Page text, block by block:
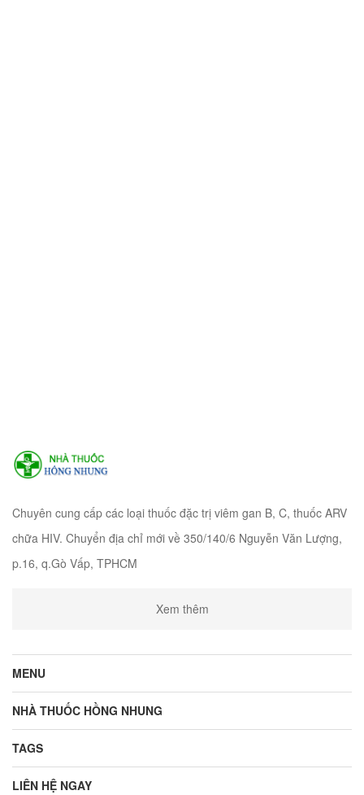
Chuyên cung cấp các loại thuốc đặc trị viêm gan B, C, thuốc ARV
chữa HIV. Chuyển địa chỉ mới về 350/140/6 Nguyễn Văn Lượng,
p.16, q.Gò Vấp, TPHCM
Xem thêm
MENU
NHÀ THUỐC HỒNG NHUNG
TAGS
LIÊN HỆ NGAY